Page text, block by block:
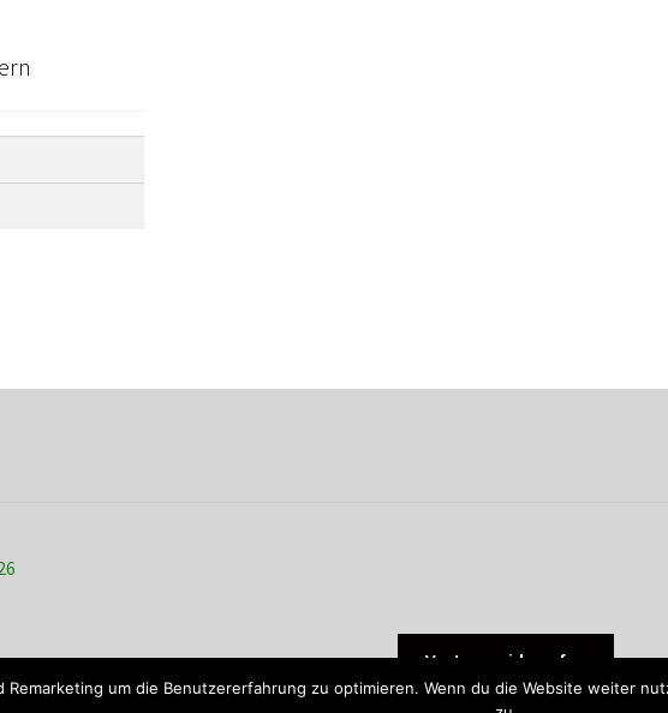
Vertrag widerrufen
Remarketing um die Benutzererfahrung zu optimieren. Wenn du die Website weiter